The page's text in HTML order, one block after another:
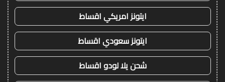
ايتونز امريكي اقساط
ايتونز سعودي اقساط
شحن يلا لودو اقساط